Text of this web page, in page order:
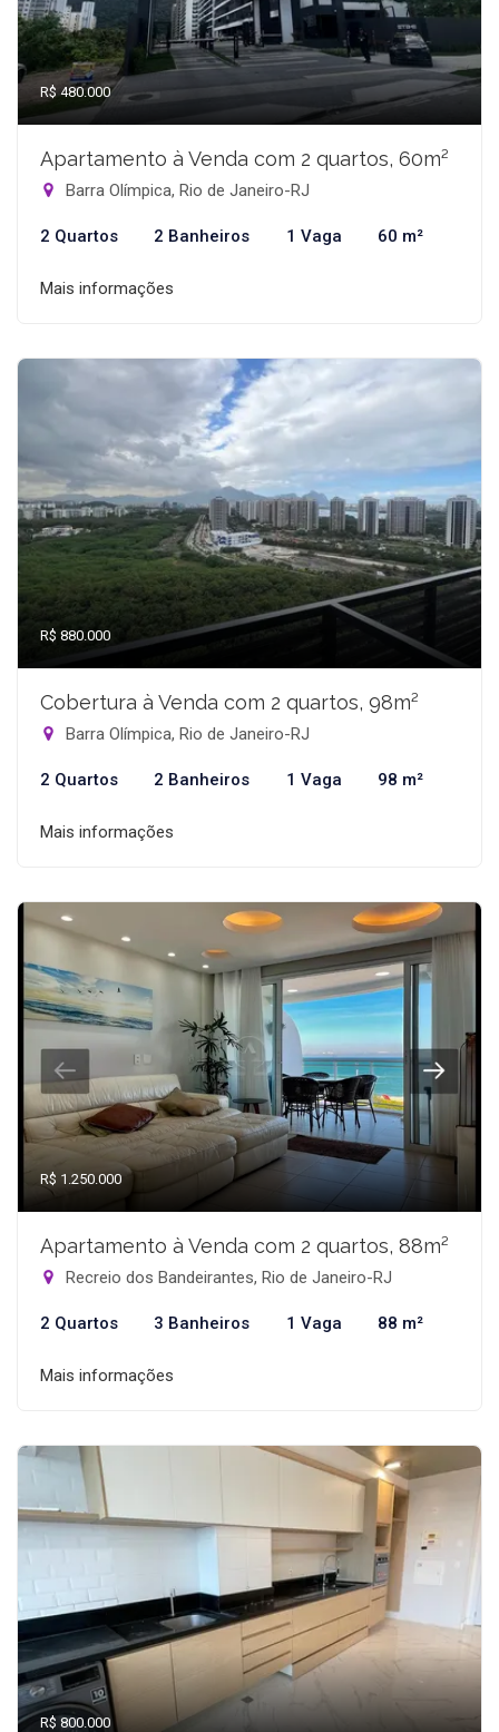
R$ 480.000
Apartamento à Venda com 2 quartos, 60m²
Barra Olímpica, Rio de Janeiro-RJ
2 Quartos 2 Banheiros 1 Vaga 60 m²
Mais informações
R$ 880.000
Cobertura à Venda com 2 quartos, 98m²
Barra Olímpica, Rio de Janeiro-RJ
2 Quartos 2 Banheiros 1 Vaga 98 m²
Mais informações
R$ 1.250.000
Apartamento à Venda com 2 quartos, 88m²
Recreio dos Bandeirantes, Rio de Janeiro-RJ
2 Quartos 3 Banheiros 1 Vaga 88 m²
Mais informações
R$ 800.000